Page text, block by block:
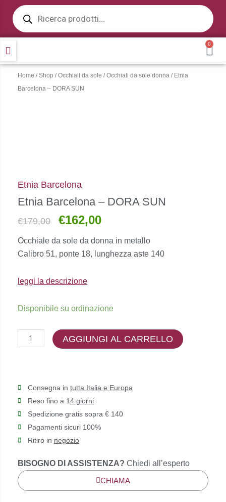
contenuto
Products
search
0
Home /Shop /Occhiali da sole /Occhiali da sole donna / Etnia
Barcelona – DORA SUN
Etnia Barcelona
Etnia Barcelona – DORA SUN
€179,00
Il
originale
era:
€162,00Il
attuale
è:
Occhiale da sole da donna in metallo
Calibro 51, ponte 18, lunghezza aste 140
leggi la descrizione
Disponibile su ordinazione
Etnia
DORA
AGGIUNGI AL CARRELLO
Consegna in tutta Italia e Europa
Reso fino a 14 giorni
Spedizione gratis sopra € 140
Pagamenti sicuri 100%
Ritiro in negozio
BISOGNO DI ASSISTENZA? Chiedi all’esperto
CHIAMA